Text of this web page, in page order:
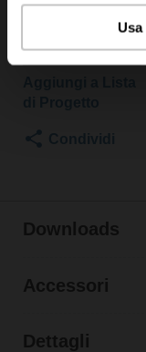
Prezzo di listino
Downloads
Accessori
Dettagli